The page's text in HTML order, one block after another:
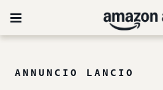
ANNUNCIO LANCIO